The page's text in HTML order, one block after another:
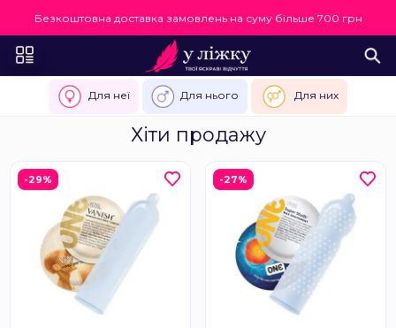
Безкоштовна доставка замовлень на суму більше 700 грн
Для неї Для нього Для них
Хіти продажу
-29% -27%